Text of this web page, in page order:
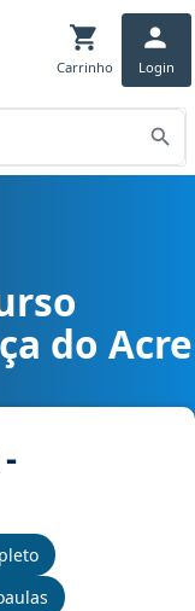
Carrinho Login
do Acre cargo
do Acre